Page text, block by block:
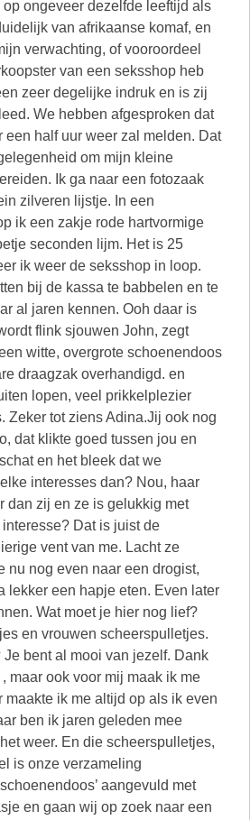
ongeveer dezelfde leeftijd als
van afrikaanse komaf, en
verwachting, of vooroordeel
van een seksshop heb
zeer degelijke indruk en is zij
We hebben afgesproken dat
een half uur weer zal melden. Dat
om mijn kleine
Ik ga naar een fotozaak
zilveren lijstje. In een
ik een zakje rode hartvormige
seconden lijm. Het is 25
ik weer de seksshop in loop.
bij de kassa te babbelen en te
al jaren kennen. Ooh daar is
flink sjouwen John, zegt
witte, overgrote schoenendoos
draagzak overhandigd. en
lopen, veel prikkelplezier
Zeker tot ziens Adina.Jij ook nog
dat klikte goed tussen jou en
en het bleek dat we
interesses dan? Nou, haar
dan zij en ze is gelukkig met
Dat is juist de
vent van me. Lacht ze
nu nog even naar een drogist,
lekker een hapje eten. Even later
Wat moet je hier nog lief?
en vrouwen scheerspulletjes.
bent al mooi van jezelf. Dank
maar ook voor mij maak ik me
maakte ik me altijd op als ik even
ben ik jaren geleden mee
weer. En die scheerspulletjes,
is onze verzameling
aangevuld met
en gaan wij op zoek naar een